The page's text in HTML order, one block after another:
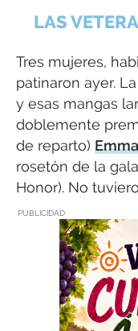
LAS
Tres mujeres,
patinaron ayer.
y esas mangas
doblemente
de reparto)
rosetón de la
Honor). No
PUBLICIDAD